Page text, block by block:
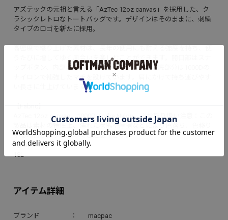
アイテム詳細
ブランド
macpac
アズテックの元祖と言える「AzTec 12oz canvas」を採用した、ク
ラシックレトロなトートバッグです。デザインはそのままに、刺繍
タイプのロゴを新たに採用。
うたびに増してゆく風合いを楽しむことができます。開口部はスナ
ップボタン、内部に小物収納用のポケット付き。底部分は1000Dの
ナイロンで補強したマチを設けています。肩にかけて持ち運びやす
い長さに仕上げています。
【Fabric】
AzTec 12oz canvas、1000D Kodra Nylon ※お取り扱い注意：この
製品は素材の特性上、濡れた状態や摩擦などにより色落ち、色移り
する場合がありますのでご注意下さい。
【Capacity】
18L